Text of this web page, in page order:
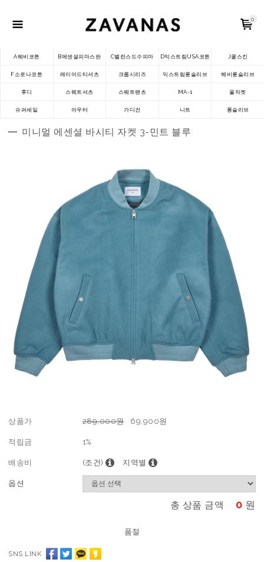
0
A헤비코튼 B에센셜피마스판 C밸런스드수피마 D익스트림USA코튼 J쿨스킨
F소로나코튼 레이어드티셔츠 크롭시리즈 익스트림롱슬리브 헤비롱슬리브
후디 스웨트셔츠 스웨트팬츠 MA-1 울자켓
슈퍼세일 아우터 가디건 니트 롱슬리브
미니멀 에센셜 바시티 자켓 3-민트 블루
상품가 289,000원 69,900원
적립금 1%
배송비 (조건) 지역별
옵션
총 상품 금액 0 원
품절
SNS LINK